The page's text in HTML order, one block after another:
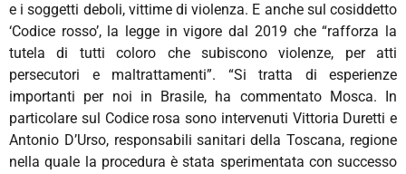
e i soggetti deboli, vittime di violenza. E anche sul cosiddetto
‘Codice rosso’, la legge in vigore dal 2019 che “rafforza la
tutela di tutti coloro che subiscono violenze, per atti
persecutori e maltrattamenti”. “Si tratta di esperienze
importanti per noi in Brasile, ha commentato Mosca. In
particolare sul Codice rosa sono intervenuti Vittoria Duretti e
Antonio D’Urso, responsabili sanitari della Toscana, regione
nella quale la procedura è stata sperimentata con successo